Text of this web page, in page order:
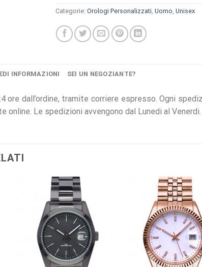
Categorie: Orologi Personalizzati, Uomo, Unisex
INFORMAZIONI SEI UN NEGOZIANTE?
ore dall’ordine, tramite corriere espresso. Ogni
online. Le spedizioni avvengono dal Lunedi al Venerdi.